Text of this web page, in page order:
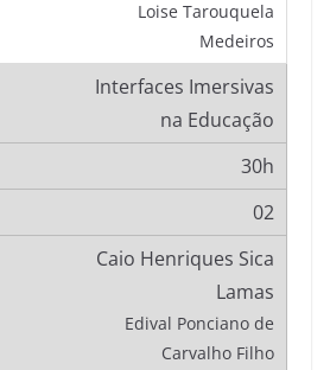
Loise Tarouquela
Medeiros
Interfaces Imersivas
na Educação
30h
02
Caio Henriques Sica
Lamas
Edival Ponciano de
Carvalho Filho